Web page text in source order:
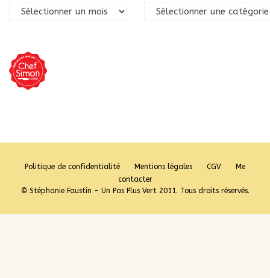
Archives Catégories
Politique de confidentialité Mentions légales CGV
Me
contacter
© Stéphanie Faustin - Un Pas Plus Vert 2011. Tous droits réservés.